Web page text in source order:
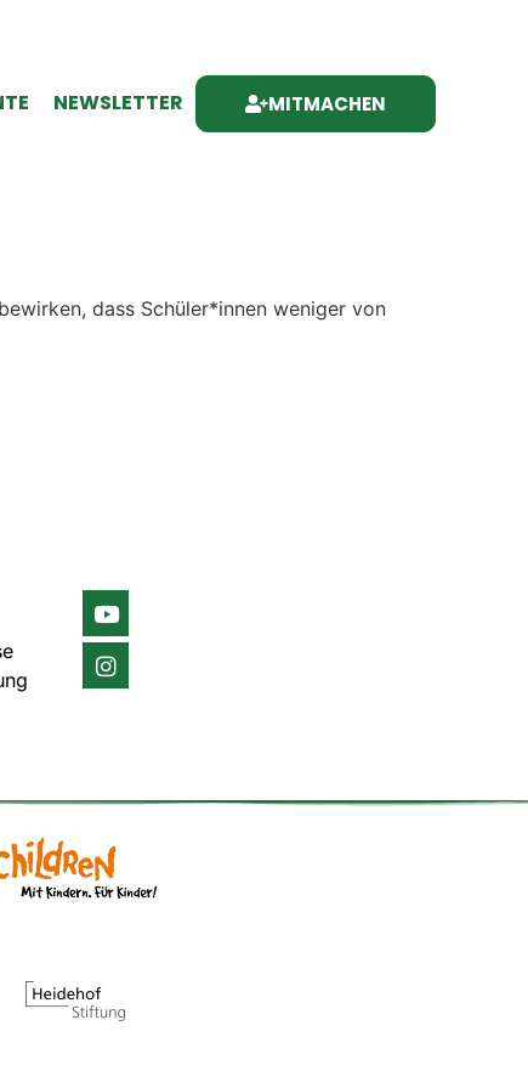
NEWSLETTER MITMACHEN
dass Schüler*innen weniger von